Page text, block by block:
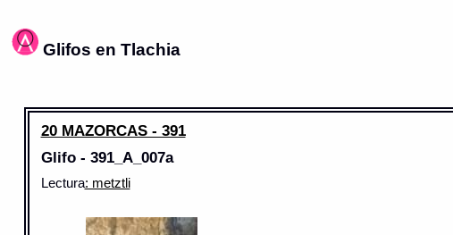
Glifos en Tlachia
20 MAZORCAS - 391
Glifo - 391_A_007a
Lectura: metztli